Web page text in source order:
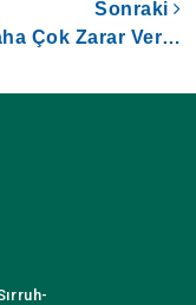
Sonraki
Çok Zarar Ver…